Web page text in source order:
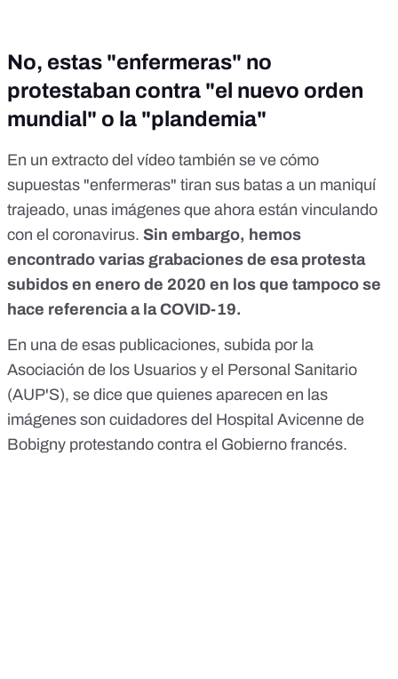
No, estas "enfermeras" no
protestaban contra "el nuevo orden
mundial" o la "plandemia"
En un extracto del vídeo también se ve cómo
supuestas "enfermeras" tiran sus batas a un maniquí
trajeado, unas imágenes que ahora están vinculando
con el coronavirus. Sin embargo, hemos
encontrado varias grabaciones de esa protesta
subidos en enero de 2020 en los que tampoco se
hace referencia a la COVID-19.
En una de esas publicaciones, subida por la
Asociación de los Usuarios y el Personal Sanitario
(AUP'S), se dice que quienes aparecen en las
imágenes son cuidadores del Hospital Avicenne de
Bobigny protestando contra el Gobierno francés.